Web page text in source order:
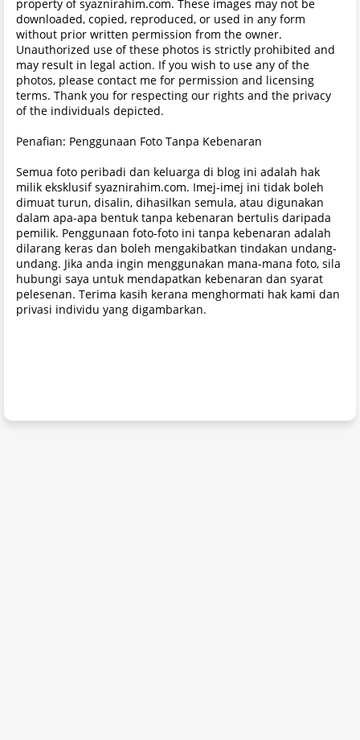
property of syaznirahim.com. These images may not be
downloaded, copied, reproduced, or used in any form
without prior written permission from the owner.
Unauthorized use of these photos is strictly prohibited and
may result in legal action. If you wish to use any of the
photos, please contact me for permission and licensing
terms. Thank you for respecting our rights and the privacy
of the individuals depicted.
Penafian: Penggunaan Foto Tanpa Kebenaran
Semua foto peribadi dan keluarga di blog ini adalah hak
milik eksklusif syaznirahim.com. Imej-imej ini tidak boleh
dimuat turun, disalin, dihasilkan semula, atau digunakan
dalam apa-apa bentuk tanpa kebenaran bertulis daripada
pemilik. Penggunaan foto-foto ini tanpa kebenaran adalah
dilarang keras dan boleh mengakibatkan tindakan undang-
undang. Jika anda ingin menggunakan mana-mana foto, sila
hubungi saya untuk mendapatkan kebenaran dan syarat
pelesenan. Terima kasih kerana menghormati hak kami dan
privasi individu yang digambarkan.